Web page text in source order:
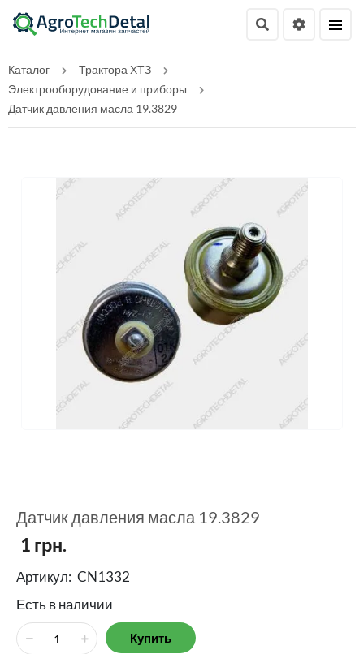
Каталог
Трактора ХТЗ
Электрооборудование и приборы
Датчик давления масла 19.3829
Датчик давления масла 19.3829
1 грн.
Артикул: CN1332
Есть в наличии
Купить